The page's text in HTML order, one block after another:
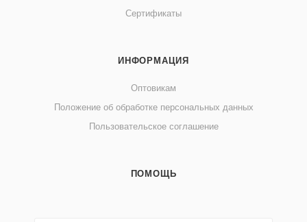
Сертификаты
ИНФОРМАЦИЯ
Оптовикам
Положение об обработке персональных данных
Пользовательское соглашение
ПОМОЩЬ